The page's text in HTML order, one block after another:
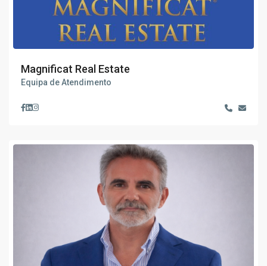
Magnificat Real Estate
Equipa de Atendimento